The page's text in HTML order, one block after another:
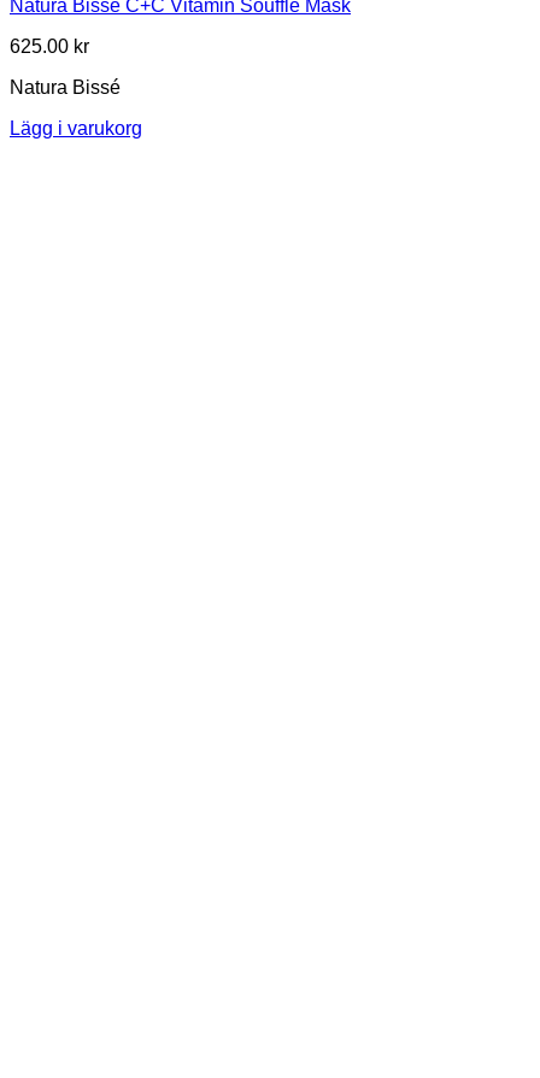
Natura Bissé C+C Vitamin Soufflé Mask
625.00 kr
Natura Bissé
Lägg i varukorg